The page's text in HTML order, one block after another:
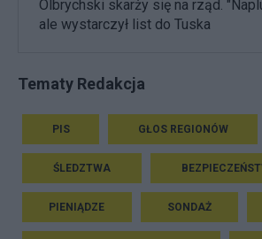
Olbrychski skarży się na rząd.
ale wystarczył list do Tuska
Tematy Redakcja
PIS GŁOS REGIONÓW
ŚLEDZTWA
PIENIĄDZE SONDAŻ